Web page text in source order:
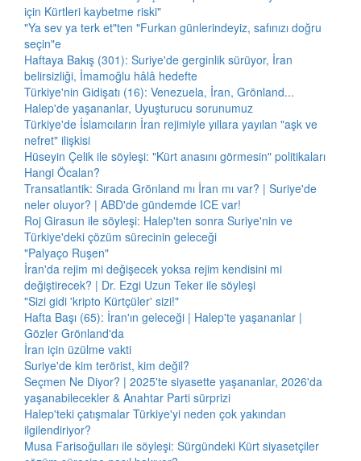
için Kürtleri kaybetme riski"
"Ya sev ya terk et"ten "Furkan günlerindeyiz, safınızı doğru
seçin"e
Haftaya Bakış (301): Suriye'de gerginlik sürüyor, İran
belirsizliği, İmamoğlu hâlâ hedefte
Türkiye'nin Gidişatı (16): Venezuela, İran, Grönland...
Halep'de yaşananlar, Uyuşturucu sorunumuz
Türkiye'de İslamcıların İran rejimiyle yıllara yayılan "aşk ve
nefret" ilişkisi
Hüseyin Çelik ile söyleşi: "Kürt anasını görmesin" politikaları
Hangi Öcalan?
Transatlantik: Sırada Grönland mı İran mı var? | Suriye'de
neler oluyor? | ABD'de gündemde ICE var!
Roj Girasun ile söyleşi: Halep'ten sonra Suriye'nin ve
Türkiye'deki çözüm sürecinin geleceği
"Palyaço Ruşen"
İran'da rejim mi değişecek yoksa rejim kendisini mi
değiştirecek? | Dr. Ezgi Uzun Teker ile söyleşi
"Sizi gidi 'kripto Kürtçüler' sizi!"
Hafta Başı (65): İran'ın geleceği | Halep'te yaşananlar |
Gözler Grönland'da
İran için üzülme vakti
Suriye'de kim terörist, kim değil?
Seçmen Ne Diyor? | 2025'te siyasette yaşananlar, 2026'da
yaşanabilecekler & Anahtar Parti sürprizi
Halep'teki çatışmalar Türkiye'yi neden çok yakından
ilgilendiriyor?
Musa Farisoğulları ile söyleşi: Sürgündeki Kürt siyasetçiler